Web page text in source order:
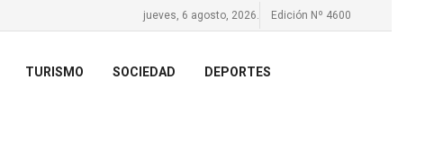
jueves, 6 agosto, 2026. Edición Nº 4600
TURISMO SOCIEDAD DEPORTES